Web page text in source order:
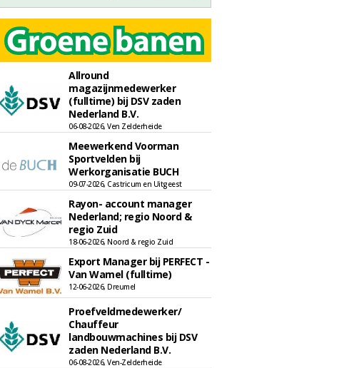
Allround
magazijnmedewerker
(fulltime) bij DSV zaden
Nederland B.V.
06-08-2026, Ven Zelderheide
Meewerkend Voorman
Sportvelden bij
Werkorganisatie BUCH
09-07-2026, Castricum en Uitgeest
Rayon- account manager
Nederland; regio Noord &
regio Zuid
18-06-2026, Noord & regio Zuid
Export Manager bij PERFECT -
Van Wamel (fulltime)
12-06-2026, Dreumel
Proefveldmedewerker/
Chauffeur
landbouwmachines bij DSV
zaden Nederland B.V.
06-08-2026, Ven-Zelderheide